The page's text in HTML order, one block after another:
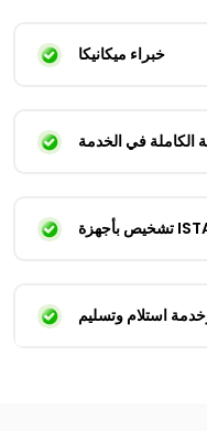
خبراء ميكانيكا
الكاملة في الخدمة
استلام وتسليم